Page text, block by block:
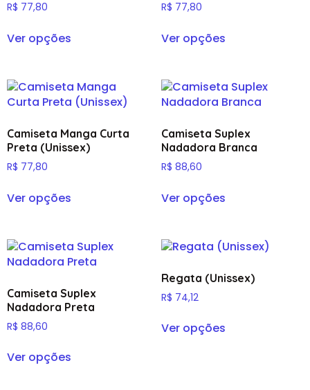
R$ 77,80
Ver opções
R$ 77,80
Ver opções
Camiseta Manga Curta
Preta (Unissex)
R$ 77,80
Ver opções
Camiseta Suplex
Nadadora Branca
R$ 88,60
Ver opções
Camiseta Suplex
Nadadora Preta
R$ 88,60
Ver opções
Regata (Unissex)
R$ 74,12
Ver opções